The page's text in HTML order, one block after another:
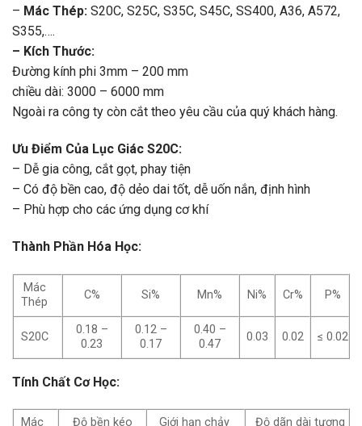
– Mác Thép: S20C, S25C, S35C, S45C, SS400, A36, A572,
S355,….
– Kích Thước:
Đường kính phi 3mm – 200 mm
chiều dài: 3000 – 6000 mm
Ngoài ra công ty còn cắt theo yêu cầu của quý khách hàng.
Ưu Điểm Của Lục Giác S20C:
– Dễ gia công, cắt gọt, phay tiện
– Có độ bền cao, độ dẻo dai tốt, dễ uốn nắn, định hình
– Phù hợp cho các ứng dụng cơ khí
Thành Phần Hóa Học:
Mác
Thép
C% Si% Mn% Ni% Cr% P%
S20C
0.18 –
0.23
0.12 –
0.17
0.40 –
0.47
0.03 0.02 ≤ 0.02
Tính Chất Cơ Học:
Mác
Độ bền kéo
Giới hạn chảy
Độ dãn dài tương